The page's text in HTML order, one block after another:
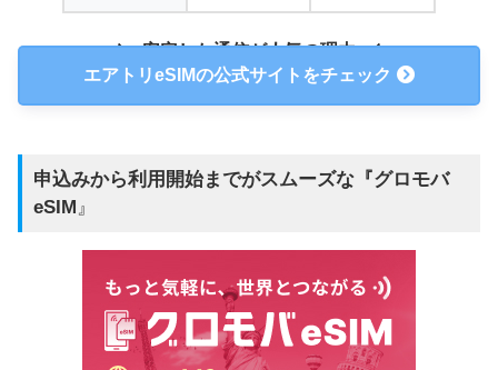
安定した通信が人気の理由
エアトリeSIMの公式サイトをチェック
申込みから利用開始までがスムーズな『グロモバ
eSIM 』